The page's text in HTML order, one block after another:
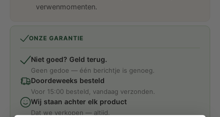
verwenmomenten.
ONZE GARANTIE
Niet goed? Geld terug.
Geen gedoe — één berichtje is genoeg.
Doordeweeks besteld
Voor 15:00 besteld, vandaag verzonden.
Wij staan achter elk product
Dat we verkopen — altijd.